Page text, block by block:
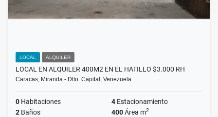
LOCAL ALQUILER
LOCAL EN ALQUILER 400M2 EN EL HATILLO $3.000 RH
Caracas, Miranda - Dtto. Capital, Venezuela
0 Habitaciones 4 Estacionamiento
2 Baños 400Área m2